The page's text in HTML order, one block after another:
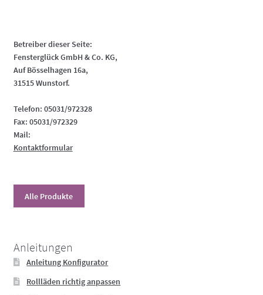
Betreiber dieser Seite:
Fensterglück GmbH & Co. KG,
Auf Bösselhagen 16a,
31515 Wunstorf.
Telefon: 05031/972328
Fax: 05031/972329
Mail:
Kontaktformular
Alle Produkte
Anleitungen
Anleitung Konfigurator
Rollläden richtig anpassen